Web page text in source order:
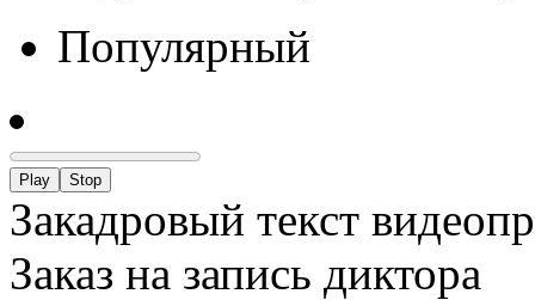
Популярный
Play Stop
Закадровый текст
Заказ на запись диктора